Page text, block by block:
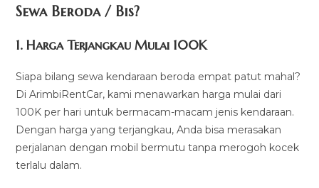
Sewa Beroda / Bis?
1.Harga Terjangkau Mulai 100K
Siapa bilang sewa kendaraan beroda empat patut mahal?
Di ArimbiRentCar, kami menawarkan harga mulai dari
100K per hari untuk bermacam-macam jenis kendaraan.
Dengan harga yang terjangkau, Anda bisa merasakan
perjalanan dengan mobil bermutu tanpa merogoh kocek
terlalu dalam.